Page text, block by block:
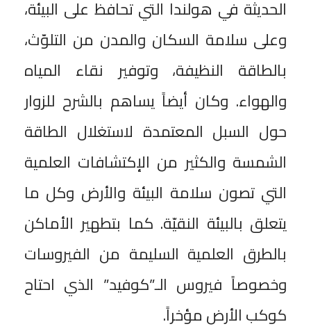
الحديثة في هولندا التي تحافظ على البيئة،
وعلى سلامة السكان والمدن من التلوّث،
بالطاقة النظيفة، وتوفير نقاء المياه
والهواء. وكان أيضاً يساهم بالشرح للزوار
حول السبل المعتمدة لاستغلال الطاقة
الشمسة والكثير من الإكتشافات العلمية
التي تصون سلامة البيئة والأرض وكل ما
يتعلق بالبيئة النقيّة. كما بتطهير الأماكن
بالطرق العلمية السليمة من الفيروسات
وخصوصاً فيروس الـ”كوفيد” الذي احتاح
كوكب الأرض مؤخراً.